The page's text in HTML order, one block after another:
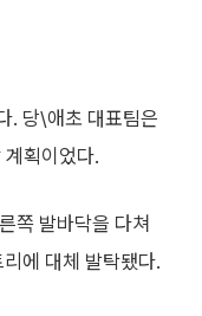
. 당\애초 대표팀은
획이었다.
쪽 발바닥을 다쳐
에 대체 발탁됐다.